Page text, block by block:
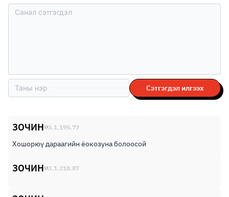
Сэтгэгдэл илгээх
ЗОЧИН 3.1.195.77
Хошорюү дараагийн ёокозуна болоосой
ЗОЧИН 3.1.218.87